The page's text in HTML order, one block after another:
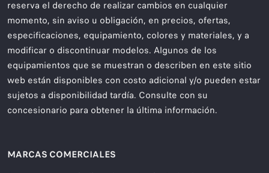
reserva el derecho de realizar cambios en cualquier
momento, sin aviso u obligación, en precios, ofertas,
especificaciones, equipamiento, colores y materiales, y a
modificar o discontinuar modelos. Algunos de los
equipamientos que se muestran o describen en este sitio
web están disponibles con costo adicional y/o pueden estar
sujetos a disponibilidad tardía. Consulte con su
concesionario para obtener la última información.
MARCAS COMERCIALES